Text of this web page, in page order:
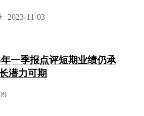
2023-11-03
一季报点评短期业绩仍承
潜力可期